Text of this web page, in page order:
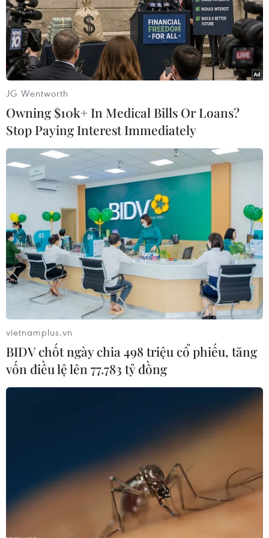
Ấn Độ: Nhiệt độ tại thủ đô New Delhi lên
cao kỷ lục 52,3 độ C
29/05/2024 13:33
Cục khí tượng Ấn Độ (IMD) cho biết ngày 29/5, thời tiết
ở thủ đô New Delhi tiếp tục oi bức, nắng nóng, với mức
nhiệt độ cao nhất được ghi nhận từ trước đến nay là
52,3 độ C.
Ấn Độ cảnh báo sóng nhiệt khi Delhi ghi
JG Wentworth
Owning $10k+ In Medical Bills Or Loans?
Stop Paying Interest Immediately
vietnamplus.vn
BIDV chốt ngày chia 498 triệu cổ phiếu, tăng
vốn điều lệ lên 77.783 tỷ đồng